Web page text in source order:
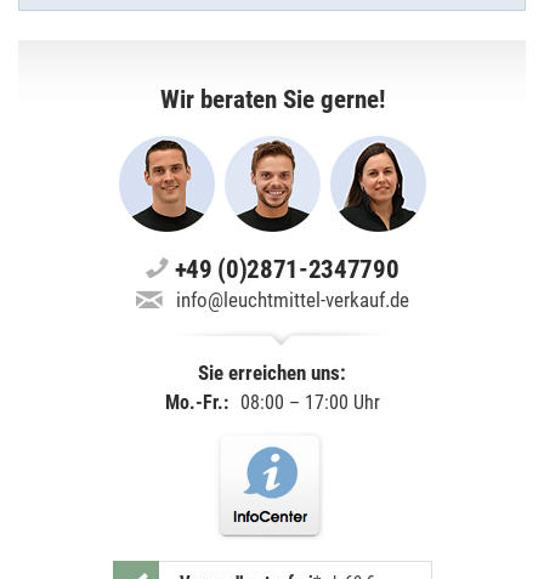
Wir beraten Sie gerne!
+49 (0)2871-2347790
info@leuchtmittel-verkauf.de
Sie erreichen uns:
Mo.-Fr.: 08:00 – 17:00 Uhr